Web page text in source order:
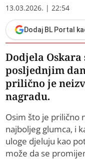
13.03.2026. | 22:54
Dodaj BL Portal
Dodjela
posljednjim
prilično je
nagradu.
Osim što je prilično
najboljeg glumca, i
uloge djeluju kao
može da se